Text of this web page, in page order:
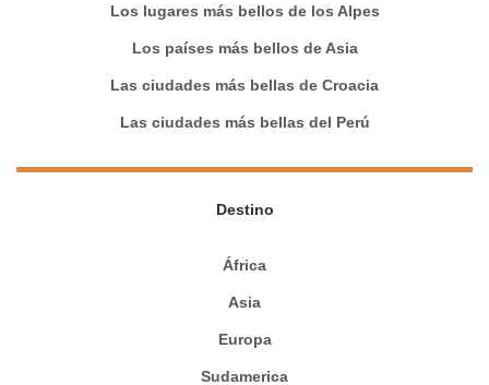
Los lugares más bellos de los Alpes
Los países más bellos de Asia
Las ciudades más bellas de Croacia
Las ciudades más bellas del Perú
Destino
África
Asia
Europa
Sudamerica